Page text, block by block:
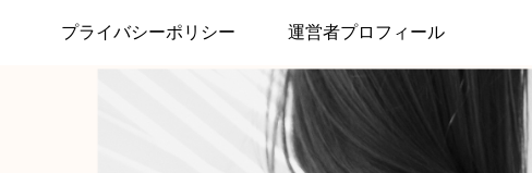
プライバシーポリシー 運営者プロフィール